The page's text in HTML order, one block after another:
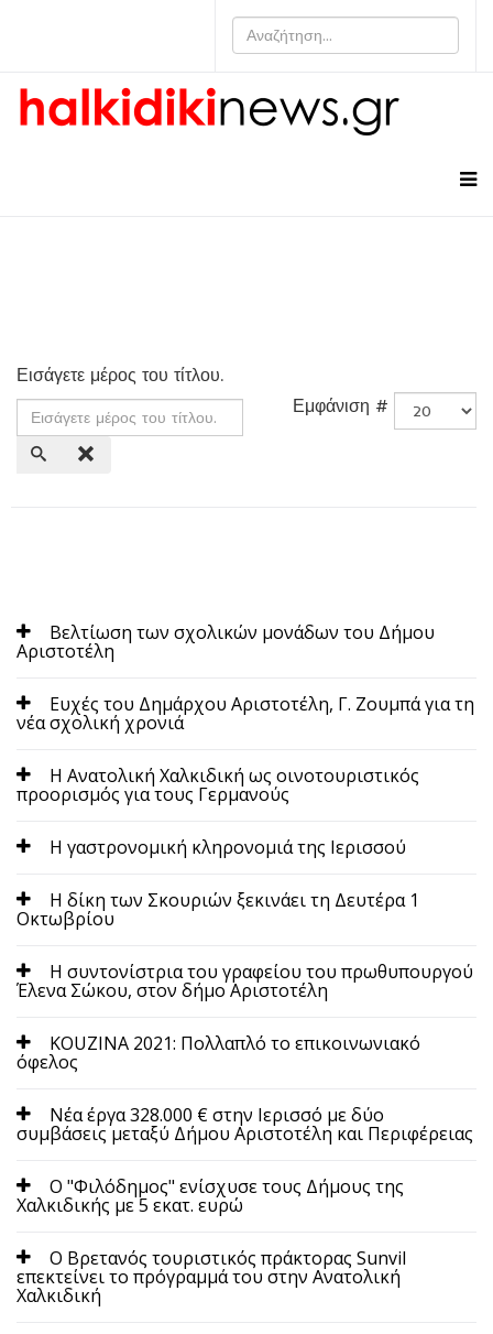
Εισάγετε μέρος του τίτλου.
Εμφάνιση #
Bελτίωση των σχολικών μονάδων του Δήμου
Αριστοτέλη
Eυχές του Δημάρχου Αριστοτέλη, Γ. Ζουμπά για τη
νέα σχολική χρονιά
H Aνατολική Χαλκιδική ως οινοτουριστικός
προορισμός για τους Γερμανούς
H γαστρονομική κληρονομιά της Ιερισσού
H δίκη των Σκουριών ξεκινάει τη Δευτέρα 1
Οκτωβρίου
H συντονίστρια του γραφείου του πρωθυπουργού
Έλενα Σώκου, στον δήμο Αριστοτέλη
KOUZINA 2021: Πολλαπλό το επικοινωνιακό
όφελος
Nέα έργα 328.000 € στην Ιερισσό με δύο
συμβάσεις μεταξύ Δήμου Αριστοτέλη και Περιφέρειας
O "Φιλόδημος" ενίσχυσε τους Δήμους της
Χαλκιδικής με 5 εκατ. ευρώ
O Βρετανός τουριστικός πράκτορας Sunvil
επεκτείνει το πρόγραμμά του στην Ανατολική
Χαλκιδική